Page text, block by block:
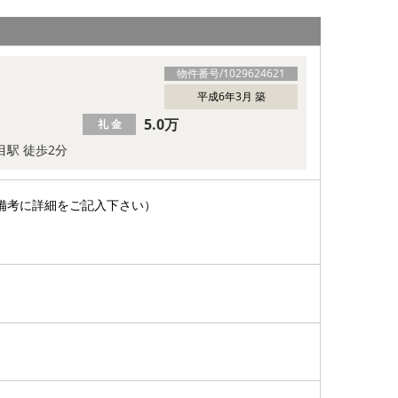
物件番号/1029624621
平成6年3月 築
駅 徒歩2分
礼 金 5.0万
考に詳細をご記入下さい）